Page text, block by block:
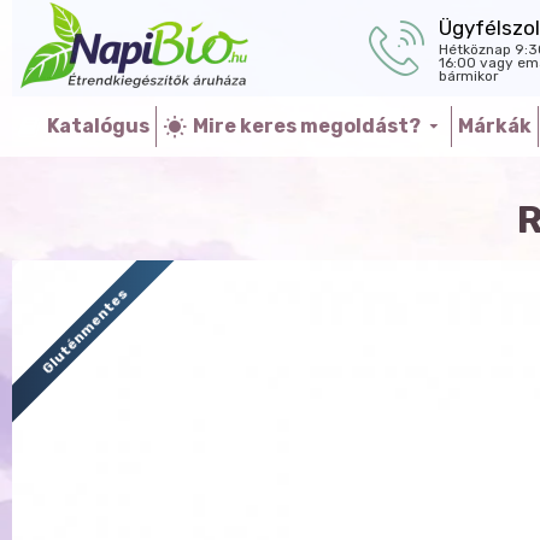
Hétköznap
16:00 vagy
bármikor
Katalógus Mire keres megoldást? Márkák
Gluténmentes